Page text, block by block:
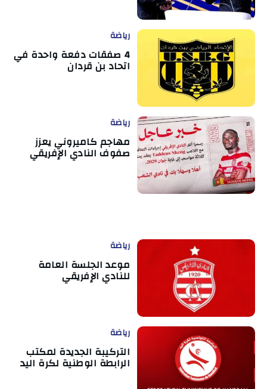
رياضة
4 صفقات دفعة واحدة في
اتحاد بن قردان
رياضة
مهاجم كاميروني يعزز
صفوف النادي الإفريقي
رياضة
موعد الجلسة العامة
للنادي الإفريقي
رياضة
التركيبة الجديدة لمكتب
الرابطة الوطنية لكرة اليد